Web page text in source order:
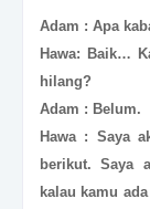
Adam : Apa
Hawa: Baik…
hilang?
Adam : Belum.
Hawa : Saya
berikut. Saya
kalau kamu